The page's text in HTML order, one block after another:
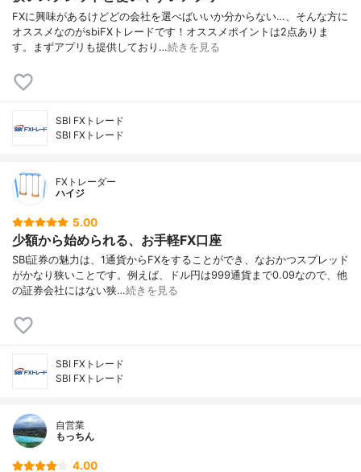
FXに興味があるけどどの会社を選べばいいか分からない…、そんな方に
オススメなのがsbiFXトレードです！オススメポイントは2点ありま
す。まずアプリも提供しており…続きを見る
SBI FXトレード
SBI FXトレード
FXトレーダー
ハイジ
5.00
少額から始められる、お手軽FX口座
SBI証券の魅力は、1通貨からFXをすることができ、なおかつスプレッド
がかなり狭いことです。例えば、ドル円は999通貨まで0.09なので、他
の証券会社にはない狭…続きを見る
SBI FXトレード
SBI FXトレード
自営業
もっちん
4.00